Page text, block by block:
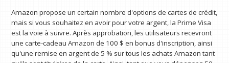
Amazon propose un certain nombre d'options de cartes de crédit,
mais si vous souhaitez en avoir pour votre argent, la Prime Visa
est la voie à suivre. Après approbation, les utilisateurs recevront
une carte-cadeau Amazon de 100 $ en bonus d'inscription, ainsi
qu'une remise en argent de 5 % sur tous les achats Amazon tant